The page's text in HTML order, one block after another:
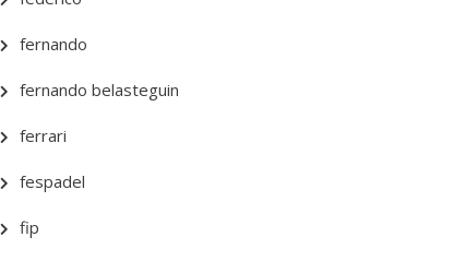
fernando
fernando belasteguin
ferrari
fespadel
fip